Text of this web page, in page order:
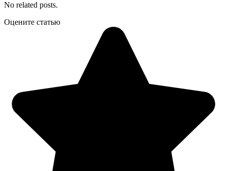
No related posts.
Оцените статью